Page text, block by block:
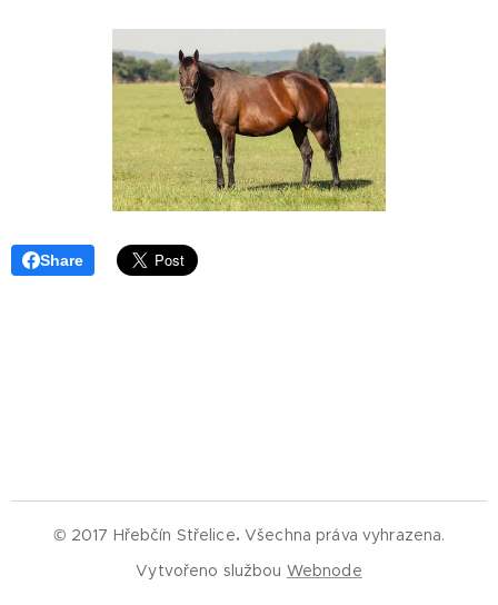
Share
© 2017 Hřebčín Střelice.Všechna práva vyhrazena.
Vytvořeno službou Webnode